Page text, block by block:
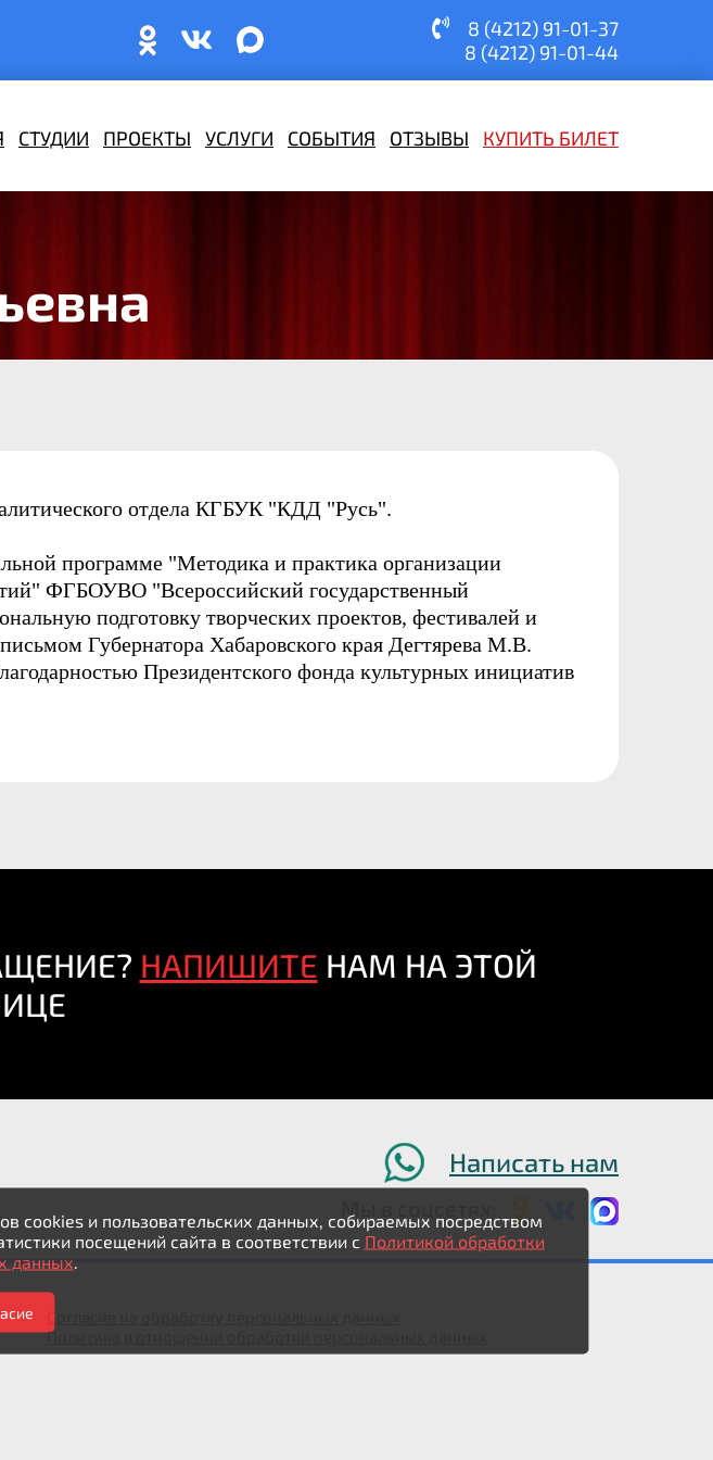
8 (4212) 91-01-37
8 (4212) 91-01-44
СТУДИИ ПРОЕКТЫ УСЛУГИ СОБЫТИЯ ОТЗЫВЫ КУПИТЬ БИЛЕТ
отдела КГБУК "КДД "Русь".
программе "Методика и практика организации
ФГБОУВО "Всероссийский государственный
подготовку творческих проектов, фестивалей и
Губернатора Хабаровского края Дегтярева М.В.
Президентского фонда культурных инициатив
НАПИШИТЕ НАМ НА ЭТОЙ
Написать нам
Мы в соцсетях:
Политика в отношении обработки персональных данных
cookies и пользовательских данных, собираемых посредством
посещений сайта в соответствии с Политикой обработки
данных